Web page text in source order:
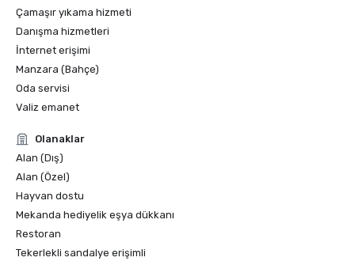
Çamaşır yıkama hizmeti
Danışma hizmetleri
İnternet erişimi
Manzara (Bahçe)
Oda servisi
Valiz emanet
Olanaklar
Alan (Dış)
Alan (Özel)
Hayvan dostu
Mekanda hediyelik eşya dükkanı
Restoran
Tekerlekli sandalye erişimli